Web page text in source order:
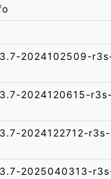
2024102509-
2024120615-
2024122712-
2025040313-